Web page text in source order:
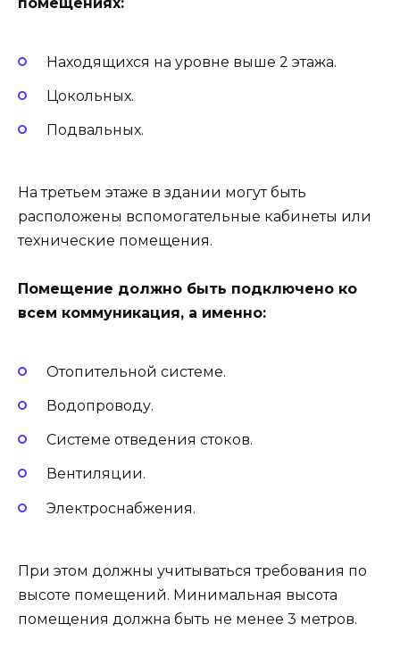
помещениях:
Находящихся на уровне выше 2 этажа.
Цокольных.
Подвальных.
На третьем этаже в здании могут быть
расположены вспомогательные кабинеты или
технические помещения.
Помещение должно быть подключено ко
всем коммуникация, а именно:
Отопительной системе.
Водопроводу.
Системе отведения стоков.
Вентиляции.
Электроснабжения.
При этом должны учитываться требования по
высоте помещений. Минимальная высота
помещения должна быть не менее 3 метров.